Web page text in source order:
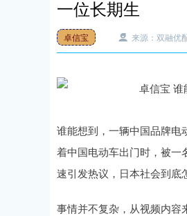
一位长期生
卓信宝 来源：双融优
谁能想到，一辆中国品牌电
着中国电动车出门时，被一
速引发热议，日本社会到底
事情并不复杂，从视频内容